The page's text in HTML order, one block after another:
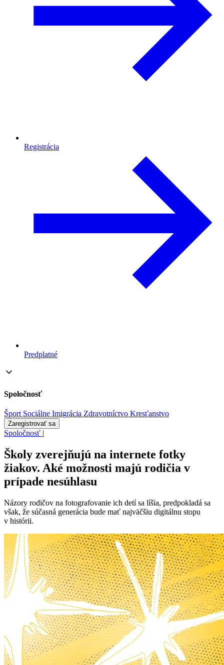
Registrácia
Predplatné
Spoločnosť
Šport Sociálne Imigrácia Zdravotníctvo Kresťanstvo
Zaregistrovať sa
Spoločnosť |
Školy zverejňujú na internete fotky
žiakov. Aké možnosti majú rodičia v
prípade nesúhlasu
Názory rodičov na fotografovanie ich detí sa líšia, predpokladá sa
však, že súčasná generácia bude mať najväčšiu digitálnu stopu
v histórii.